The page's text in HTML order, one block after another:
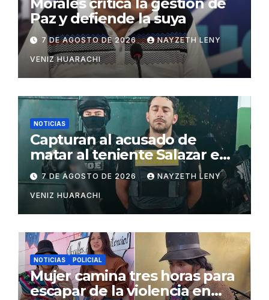
Paz y defiende la suya
7 DE AGOSTO DE 2026 NAYZETH LENY
VENIZ HUARACHI
NOTICIAS
Capturan al acusado de
matar al teniente Salazar en
San Matías
7 DE AGOSTO DE 2026 NAYZETH LENY
VENIZ HUARACHI
NOTICIAS POLICIAL
Mujer camina tres horas para
escapar de la violencia en